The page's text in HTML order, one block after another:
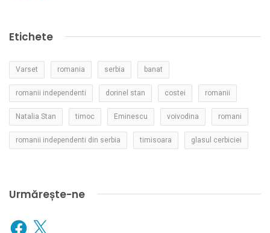
Etichete
Varset romania serbia banat
romanii independenti dorinel stan costei romanii
Natalia Stan timoc Eminescu voivodina romani
romanii independenti din serbia timisoara glasul cerbiciei
Urmărește-ne
Facebook
X